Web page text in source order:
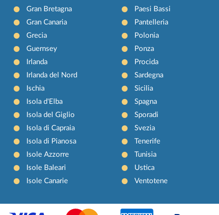
Gran Bretagna
Gran Canaria
Grecia
Guernsey
Irlanda
Irlanda del Nord
Ischia
Isola d'Elba
Isola del Giglio
Isola di Capraia
Isola di Pianosa
Isole Azzorre
Isole Baleari
Isole Canarie
Paesi Bassi
Pantelleria
Polonia
Ponza
Procida
Sardegna
Sicilia
Spagna
Sporadi
Svezia
Tenerife
Tunisia
Ustica
Ventotene